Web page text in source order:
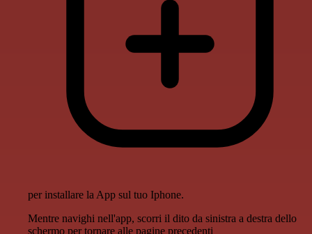
per installare la App sul tuo Iphone.
Mentre navighi nell'app, scorri il dito da sinistra a destra dello
schermo per tornare alle pagine precedenti